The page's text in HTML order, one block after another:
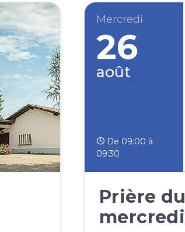
Mercredi
26
août
De 09:00 à
09:30
Prière du
mercredi